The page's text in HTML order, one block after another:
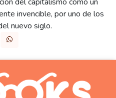
invencible, por uno de los
nuevo siglo.